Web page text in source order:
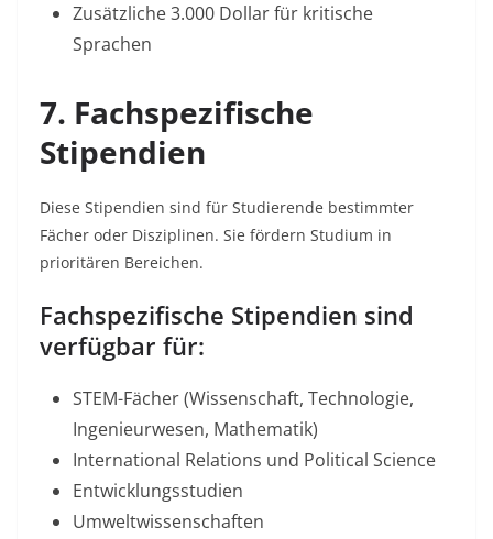
Zusätzliche 3.000 Dollar für kritische
Sprachen​
7. Fachspezifische
Stipendien
Diese Stipendien sind für Studierende bestimmter
Fächer oder Disziplinen. Sie fördern Studium in
prioritären Bereichen.​
Fachspezifische Stipendien sind
verfügbar für:
STEM-Fächer (Wissenschaft, Technologie,
Ingenieurwesen, Mathematik)
International Relations und Political Science
Entwicklungsstudien
Umweltwissenschaften